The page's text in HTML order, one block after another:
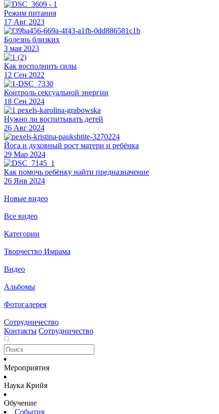
Режим питания
17 Авг 2023
Болезнь близких
3 мая 2023
Как восполнить силы
12 Сен 2022
Контроль сексуальной энергии
18 Сен 2024
Нужно ли воспитывать детей
26 Авг 2024
Йога и духовный рост матери и ребёнка
29 Мар 2024
Как помочь ребёнку найти предназначение
26 Янв 2024
Новые видео
Все видео
Категории
Творчество Имрама
Видео
Альбомы
Фотогалерея
Сотрудничество
Контакты Сотрудничество
Мероприятия
Наука Крийя
Обучение
События